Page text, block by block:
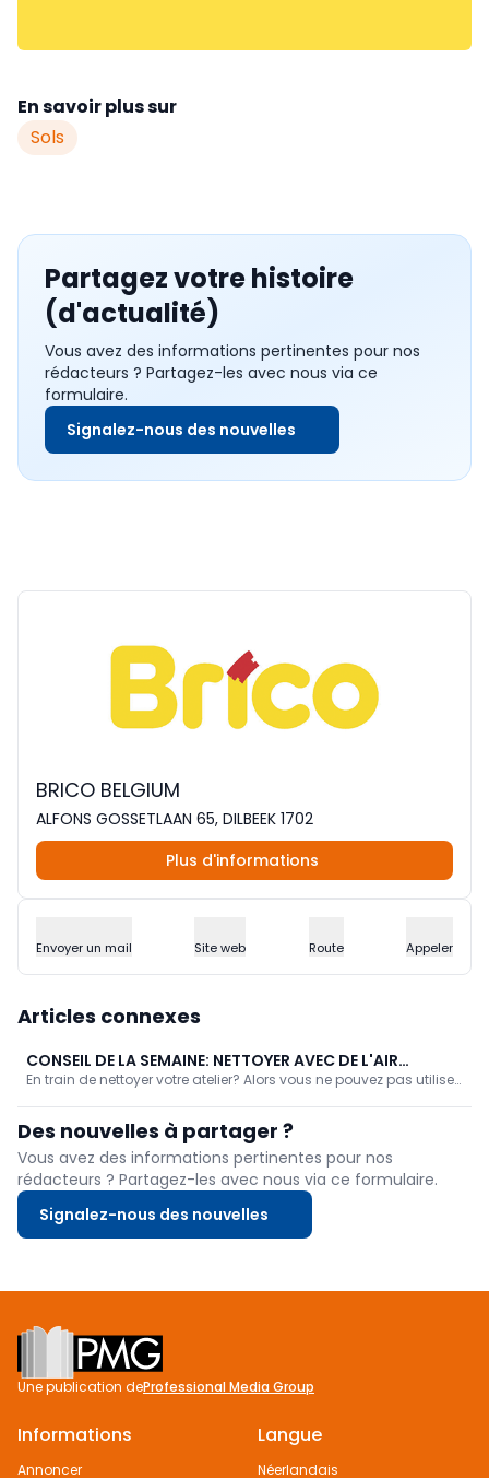
En savoir plus sur
Sols
Partagez votre histoire
(d'actualité)
Vous avez des informations pertinentes pour nos
rédacteurs ? Partagez-les avec nous via ce
formulaire.
Signalez-nous des nouvelles
BRICO BELGIUM
ALFONS GOSSETLAAN 65, DILBEEK 1702
Plus d'informations
Envoyer un mail Site web Route Appeler
Articles connexes
CONSEIL DE LA SEMAINE: NETTOYER AVEC DE L'AIR
COMPRIMÉ
En train de nettoyer votre atelier? Alors vous ne pouvez pas utiliser
Des nouvelles à partager ?
Vous avez des informations pertinentes pour nos
rédacteurs ? Partagez-les avec nous via ce formulaire.
Signalez-nous des nouvelles
Footer
Une publication deProfessional Media Group
Informations
Annoncer
Langue
Néerlandais